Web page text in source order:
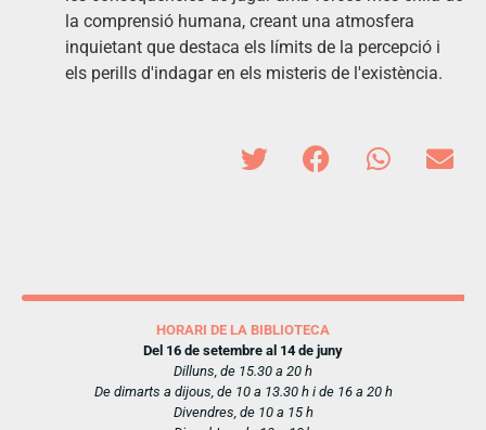
la comprensió humana, creant una atmosfera
inquietant que destaca els límits de la percepció i
els perills d'indagar en els misteris de l'existència.
HORARI DE LA BIBLIOTECA
Del 16 de setembre al 14 de juny
Dilluns, de 15.30 a 20 h
De dimarts a dijous, de 10 a 13.30 h i de 16 a 20 h
Divendres, de 10 a 15 h